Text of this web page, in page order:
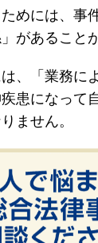
めには、事
があること
、「業務に
患になって
ません。